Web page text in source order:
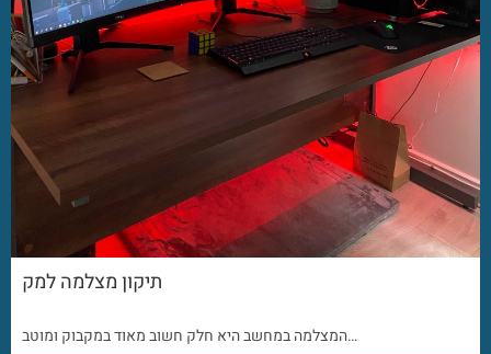
תיקון מצלמה למק
המצלמה במחשב היא חלק חשוב מאוד במקבוק ומוטב…